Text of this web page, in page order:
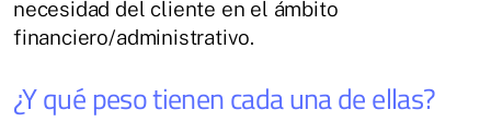
necesidad del cliente en el ámbito
financiero/administrativo.
¿Y qué peso tienen cada una de ellas?